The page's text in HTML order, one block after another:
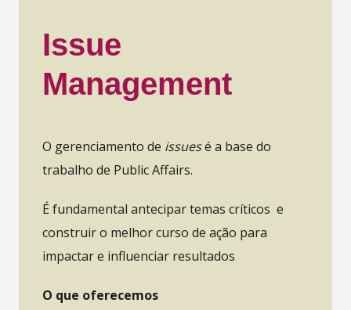
Issue
Management
O gerenciamento de issuesé a base do
trabalho de Public Affairs.
É fundamental antecipar temas críticos e
construir o melhor curso de ação para
impactar e influenciar resultados
O que oferecemos